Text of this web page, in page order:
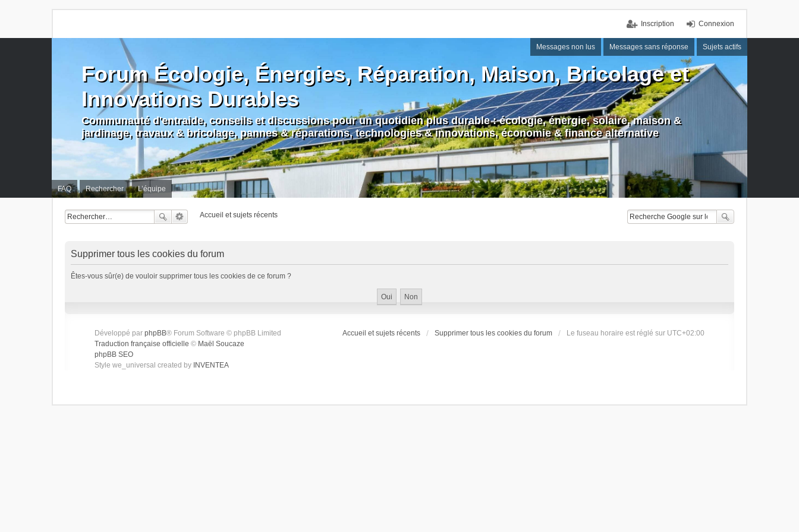
Connexion
Inscription
Messages non lus Messages sans réponse Sujets actifs
FAQ Rechercher L’équipe
Forum Écologie, Énergies, Réparation, Maison, Bricolage et
Innovations Durables
Communauté d'entraide, conseils et discussions pour un quotidien plus durable : écologie, énergie, solaire, maison &
jardinage, travaux & bricolage, pannes & réparations, technologies & innovations, économie & finance alternative
Accueil et sujets récents
Supprimer tous les cookies du forum
Êtes-vous sûr(e) de vouloir supprimer tous les cookies de ce forum ?
Accueil et sujets récents Supprimer tous les cookies du forum Le fuseau horaire est réglé sur UTC+02:00
Développé parphpBB® Forum Software © phpBB Limited
Traduction française officielle © Maël Soucaze
phpBB SEO
Style we_universal created by INVENTEA